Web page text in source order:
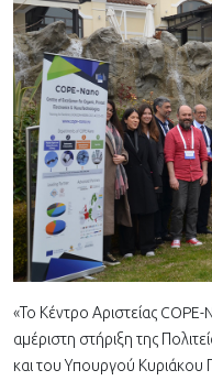
«Το Κέντρο Αριστείας
αμέριστη στήριξη της
και του Υπουργού Κυριάκου